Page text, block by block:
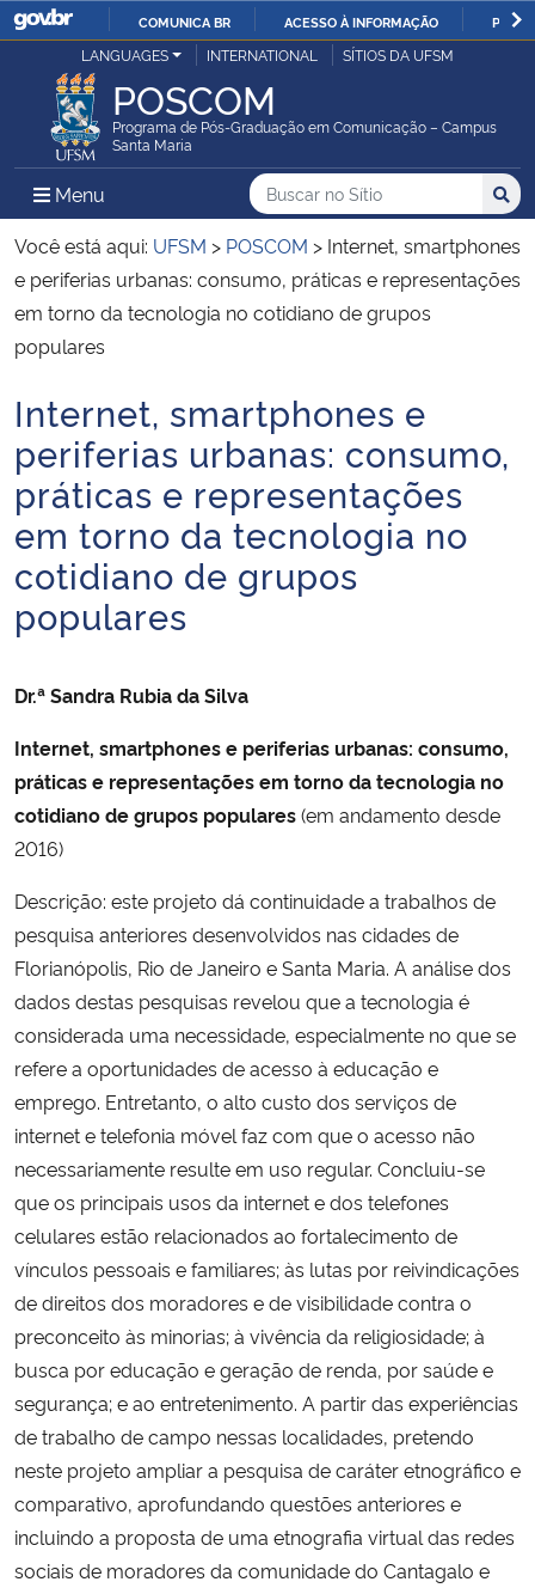
IR
PARA
O
COMUNICA BR ACESSO À INFORMAÇÃO
Ministério da Justiça e Segurança Pública
Ministério da Defesa
Ministério das Relações Exteriores
Ministério da Economia
Ministério da Infraestrutura
Ministério da Agricultura, Pecuária e Abastecimento
Ministério da Educação
Ministério da Cidadania
Ministério da Saúde
Ministério da Ciência, Tecnologia, Inovações e Comunicações
Ministério do Meio Ambiente
Ministério do Desenvolvimento Regional
Controladoria-Geral da União
Ministério da Mulher, da Família e dos Direitos Humanos
Secretaria-Geral
Advocacia-Geral da União
Banco Central do Brasil
Planalto
LANGUAGES INTERNATIONAL SÍTIOS DA UFSM
POSCOM
Programa de Pós-Graduação em Comunicação – Campus
Santa Maria
Menu Menu Principal do Sítio
Busca
Buscar no no Sítio
Busca:
Você está aqui: UFSM > POSCOM > Internet, smartphones
e periferias urbanas: consumo, práticas e representações
em torno da tecnologia no cotidiano de grupos
populares
Início do conteúdo
Internet, smartphones e
periferias urbanas: consumo,
práticas e representações
em torno da tecnologia no
cotidiano de grupos
populares
Dr.ª Sandra Rubia da Silva
Internet, smartphones e periferias urbanas: consumo,
práticas e representações em torno da tecnologia no
cotidiano de grupos populares(em andamento desde
2016)
Descrição: este projeto dá continuidade a trabalhos de
pesquisa anteriores desenvolvidos nas cidades de
Florianópolis, Rio de Janeiro e Santa Maria. A análise dos
dados destas pesquisas revelou que a tecnologia é
considerada uma necessidade, especialmente no que se
refere a oportunidades de acesso à educação e
emprego. Entretanto, o alto custo dos serviços de
internet e telefonia móvel faz com que o acesso não
necessariamente resulte em uso regular. Concluiu-se
que os principais usos da internet e dos telefones
celulares estão relacionados ao fortalecimento de
vínculos pessoais e familiares; às lutas por reivindicações
de direitos dos moradores e de visibilidade contra o
preconceito às minorias; à vivência da religiosidade; à
busca por educação e geração de renda, por saúde e
segurança; e ao entretenimento. A partir das experiências
de trabalho de campo nessas localidades, pretendo
neste projeto ampliar a pesquisa de caráter etnográfico e
comparativo, aprofundando questões anteriores e
incluindo a proposta de uma etnografia virtual das redes
sociais de moradores da comunidade do Cantagalo e